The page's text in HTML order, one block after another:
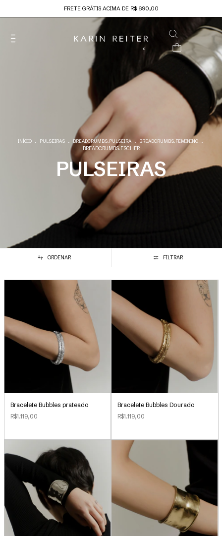
FRETE GRÁTIS ACIMA DE R$ 690,00
0
INÍCIO . PULSEIRAS . BREADCRUMBS.PULSEIRA . BREADCRUMBS.FEMININO .
BREADCRUMBS.ESCHER
PULSEIRAS
ORDENAR FILTRAR
Bracelete Bubbles prateado
R$1.119,00
Bracelete Bubbles Dourado
R$1.119,00